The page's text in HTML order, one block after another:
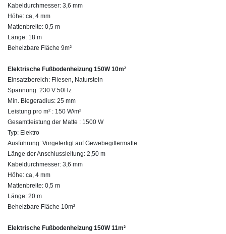
Kabeldurchmesser: 3,6 mm
Höhe: ca, 4 mm
Mattenbreite: 0,5 m
Länge: 18 m
Beheizbare Fläche 9m²
Elektrische Fußbodenheizung 150W 10m²
Einsatzbereich: Fliesen, Naturstein
Spannung: 230 V 50Hz
Min. Biegeradius: 25 mm
Leistung pro m² : 150 W/m²
Gesamtleistung der Matte : 1500 W
Typ: Elektro
Ausführung: Vorgefertigt auf Gewebegittermatte
Länge der Anschlussleitung: 2,50 m
Kabeldurchmesser: 3,6 mm
Höhe: ca, 4 mm
Mattenbreite: 0,5 m
Länge: 20 m
Beheizbare Fläche 10m²
Elektrische Fußbodenheizung 150W 11m²